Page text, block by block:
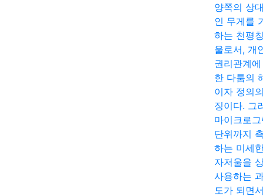
양쪽의 상
인 무게를
하는 천평
울로서, 개
권리관계
한 다툼의
이자 정의
징이다. 그
마이크로
단위까지
하는 미세
자저울을
사용하는
도가 되면